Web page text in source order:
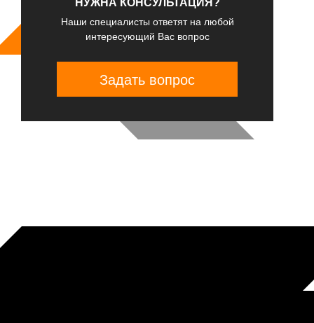
Наши специалисты ответят на любой
интересующий Вас вопрос
Задать вопрос